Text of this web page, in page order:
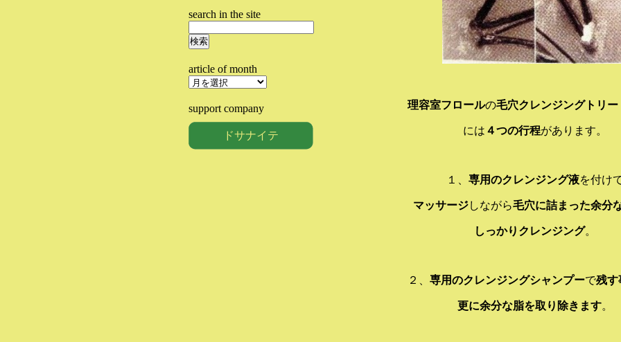
理容室フロールの毛穴クレンジングトリー
には ４つの行程があります。
１、 専用のクレンジング液を付け
マッサージしながら毛穴に詰まった余分
しっかりクレンジング。
２、 専用のクレンジングシャンプーで残す
更に余分な脂を取り除きます。
search in the site
索:
article of month
article
month
support company
ドサナイテ